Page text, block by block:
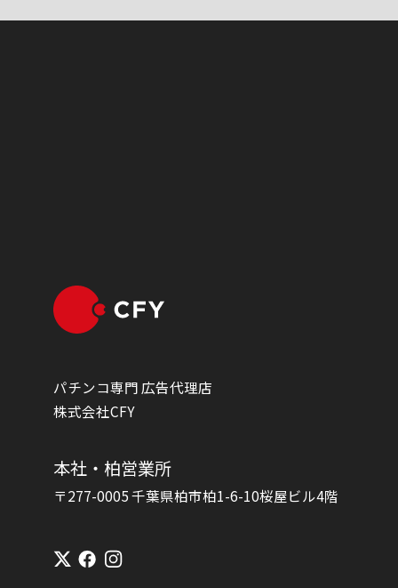
パチンコ専門 広告代理店
株式会社CFY
本社・柏営業所
〒277-0005 千葉県柏市柏1-6-10桜屋ビル4階